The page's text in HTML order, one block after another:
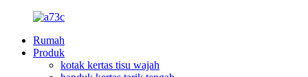
Rumah
Produk
kotak kertas tisu wajah